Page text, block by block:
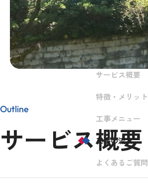
Outline
サービス概要
サービス概要
特徴・メリット
工事メニュー
工事の流れ
よくあるご質問